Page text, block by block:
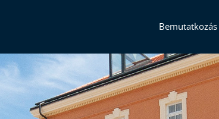
Bemutatkozás